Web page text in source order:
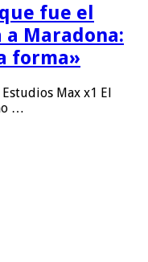
fue el
Maradona:
forma»
Max x1 El
…